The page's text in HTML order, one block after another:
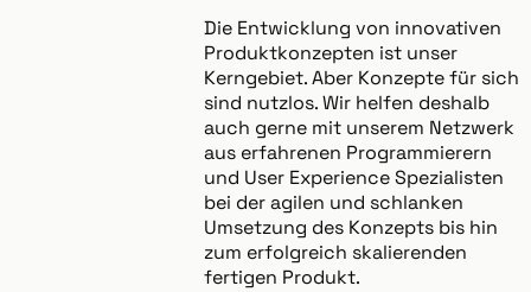
Die Entwicklung von innovativen
Produktkonzepten ist unser
Kerngebiet. Aber Konzepte für sich
sind nutzlos. Wir helfen deshalb
auch gerne mit unserem Netzwerk
aus erfahrenen Programmierern
und User Experience Spezialisten
bei der agilen und schlanken
Umsetzung des Konzepts bis hin
zum erfolgreich skalierenden
fertigen Produkt.